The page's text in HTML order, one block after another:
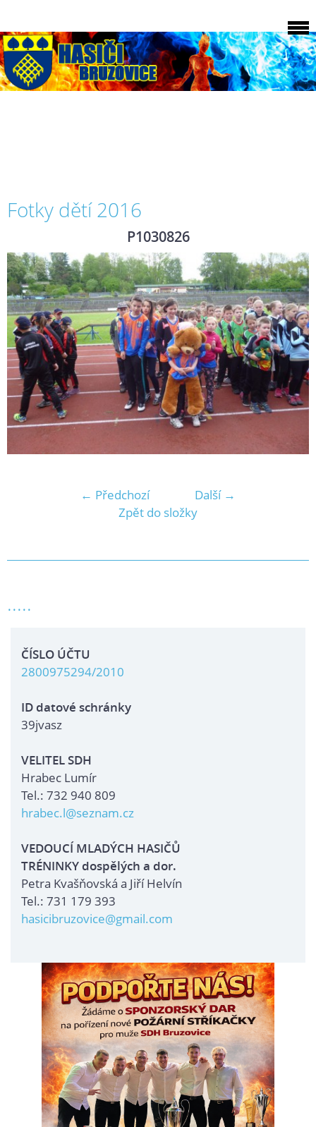
Fotky dětí 2016
P1030826
← Předchozí
Další →
Zpět do složky
.....
ČÍSLO ÚČTU
2800975294/2010
ID datové schránky
39jvasz
VELITEL SDH
Hrabec Lumír
Tel.: 732 940 809
hrabec.l@seznam.cz
VEDOUCÍ MLADÝCH HASIČŮ
TRÉNINKY dospělých a dor.
Petra Kvašňovská a Jiří Helvín
Tel.: 731 179 393
hasicibruzovice@gmail.com